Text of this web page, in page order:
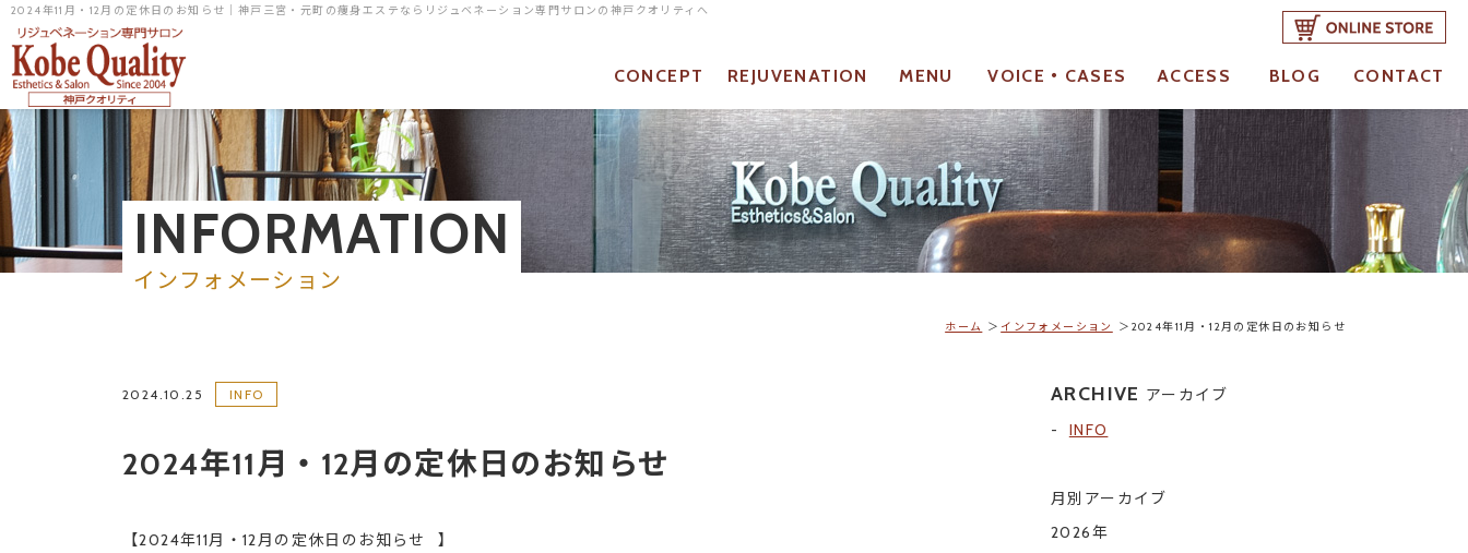
2024年11月・12月の定休日のお知らせ｜神戸三宮・元町の痩身エステならリジュベネーション専門サロンの神戸クオリティへ
CONCEPT
当店について
REJUVENATION
リジュベネーションとは
MENU
メニュー
VOICE・CASES
お客様の声・成功事例
ACCESS
アクセス
BLOG
ブログ
CONTACT
ご予約・お問合せ
INFORMATION
インフォメーション
ホーム インフォメーション 2024年11月・12月の定休日のお知らせ
2024.10.25 INFO
2024年11月・12月の定休日のお知らせ
【2024年11月・12月の定休日のお知らせ⠀】
ARCHIVE アーカイブ
INFO
月別アーカイブ
2026年